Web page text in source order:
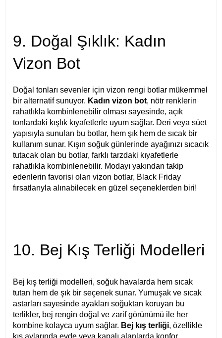
9. Doğal Şıklık: Kadın
Vizon Bot
Doğal tonları sevenler için vizon rengi botlar mükemmel
bir alternatif sunuyor. Kadın vizon bot, nötr renklerin
rahatlıkla kombinlenebilir olması sayesinde, açık
tonlardaki kışlık kıyafetlerle uyum sağlar. Deri veya süet
yapısıyla sunulan bu botlar, hem şık hem de sıcak bir
kullanım sunar. Kışın soğuk günlerinde ayağınızı sıcacık
tutacak olan bu botlar, farklı tarzdaki kıyafetlerle
rahatlıkla kombinlenebilir. Modayı yakından takip
edenlerin favorisi olan vizon botlar, Black Friday
fırsatlarıyla alınabilecek en güzel seçeneklerden biri!
10. Bej Kış Terliği Modelleri
Bej kış terliği modelleri, soğuk havalarda hem sıcak
tutan hem de şık bir seçenek sunar. Yumuşak ve sıcak
astarları sayesinde ayakları soğuktan koruyan bu
terlikler, bej rengin doğal ve zarif görünümü ile her
kombine kolayca uyum sağlar. Bej kış terliği, özellikle